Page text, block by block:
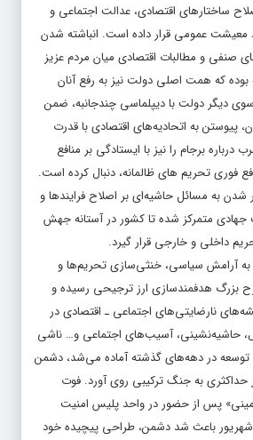
ساختارهای اقتصادی، عدالت اجتماعی و
معیشت عمومی قرار داده است. انباشته شدن
صنفی و مطالبات اقتصادی میان مردم عزیز
که همت اصلی دولت نیز به رفع آنان
دیگر دولت با دیپلماسی چندجانبه، ضمن
پیوستن به اتحادیه‌­های اقتصادی با قدرت­‌
درباره برجام را نیز با ایستادگی بر منافع
تحریم های ظالمانه، دنبال کرده است.
شدن به مسائل حاشیه‌ای بر اصلاح فرایندها و
متمرکز شده تا کشور در آستانه جهش
داخلی و خارجی قرار گیرد.
به آرامش سیاسی، خنثی‌سازی تحریم­‌ها و
بزرگ هدفمندسازی ارز ترجیحی رسیده و
نارضایتی‌های اجتماعی ـ اقتصادی در
حاشیه‌نشینی، آسیب‌های اجتماعی و… ناشی
توسعه در دهه‌های گذشته آماده می‌­شد، دشمن
حداکثری به جنگ ترکیبی روی آورد. فوت
امینی» پس از حضور در واحد پلیس امنیت
اخلاقی تهران مورخ ۲۵ شهریور باعث شد دشمن، طراحی پیچیده خود